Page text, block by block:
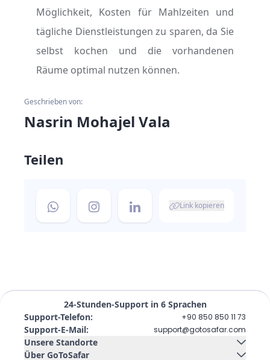
Möglichkeit, Kosten für Mahlzeiten und
tägliche Dienstleistungen zu sparen, da Sie
selbst kochen und die vorhandenen
Räume optimal nutzen können.
Geschrieben von:
Nasrin Mohajel Vala
Teilen
Link kopieren
24-Stunden-Support in 6 Sprachen
Support-Telefon: +90 850 850 11 73
Support-E-Mail: support@gotosafar.com
Unsere Standorte
Über GoToSafar